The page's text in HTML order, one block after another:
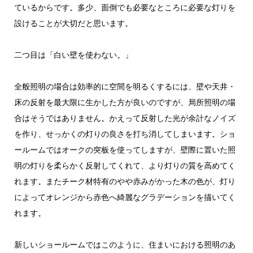
ているからです。多少、面倒でも必要なところに必要な灯りを
設けることが大切だと思います。
二つ目は「白い壁を使わない。」
全般照明の場合は効率的に空間を明るくするには、壁や天井・
床の反射を最大限に生かした方が良いのですが、局所照明の場
合はそうではありません。かえって反射した光が余計なノイズ
を作り、せっかくの灯りの良さを打ち消してしまいます。ショ
ールームではオークの突板を使ってしますが、壁際に置いた照
明の灯りを柔らかく反射してくれて、より灯りの質を高めてく
れます。またチーク材特有のやや赤みがかった木の色が、灯り
によってオレンジから赤色へ綺麗なグラデーションを描いてく
れます。
新しいショールームではこのように、住まいにおける照明のあ